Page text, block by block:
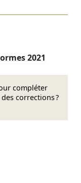
2021
compléter
corrections ?
Bluesky
sur Facebook